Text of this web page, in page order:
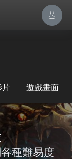
片 遊戲畫面
種難易度